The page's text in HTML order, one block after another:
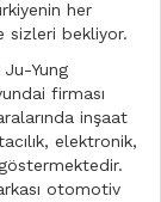
her
sizleri bekliyor.
Ju-Yung
firması
inşaat
elektronik,
otomotiv